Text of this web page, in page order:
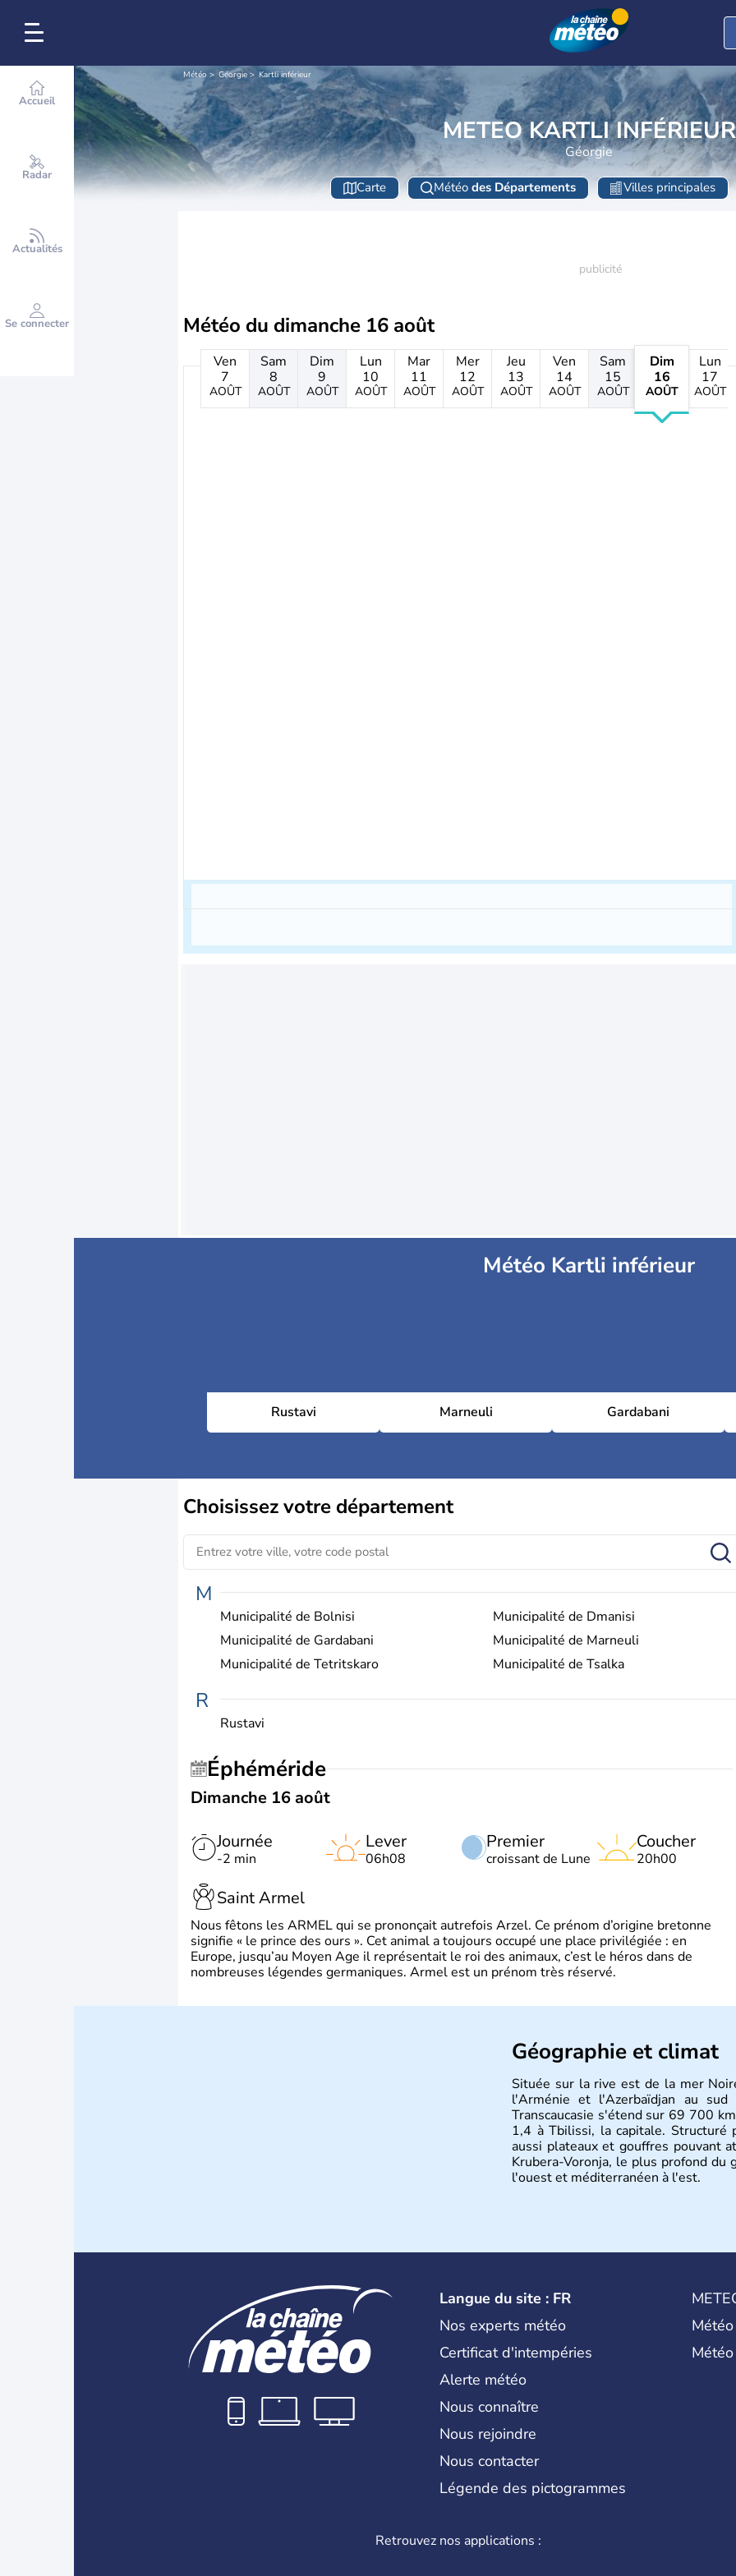
Accueil
Radar
Actualités
Se connecter
Météo Géorgie Kartli inférieur
METEO KARTLI INFÉRIEUR
Géorgie
Carte Météo des Départements Villes principales
Météo du dimanche 16 août
Ven
7
AOÛT
Sam
8
AOÛT
Dim
9
AOÛT
Lun
10
AOÛT
Mar
11
AOÛT
Mer
12
AOÛT
Jeu
13
AOÛT
Ven
14
AOÛT
Sam
15
AOÛT
Dim
16
AOÛT
Lun
17
AOÛT
Météo Kartli inférieur
Rustavi Marneuli Gardabani
Choisissezvotre département
M
Municipalité de Bolnisi
Municipalité de Dmanisi
Municipalité de Gardabani
Municipalité de Marneuli
Municipalité de Tetritskaro
Municipalité de Tsalka
R
Rustavi
Éphéméride
Dimanche 16 août
Journée
-2 min
Premier
croissant de Lune
Lever
06h08
Coucher
20h00
Saint Armel
Nous fêtons les ARMEL qui se prononçait autrefois Arzel. Ce prénom d’origine bretonne
signifie « le prince des ours ». Cet animal a toujours occupé une place privilégiée : en
Europe, jusqu’au Moyen Age il représentait le roi des animaux, c’est le héros dans de
nombreuses légendes germaniques. Armel est un prénom très réservé.
Géographie et climat
Située sur la rive est de la mer
l'Arménie et l'Azerbaïdjan au
Transcaucasie s'étend sur 69 700
1,4 à Tbilissi, la capitale. Structuré
aussi plateaux et gouffres pouvant
Krubera-Voronja, le plus profond
l'ouest et méditerranéen à l'est.
Langue du site : FR
Nos experts météo
Certificat d'intempéries
Alerte météo
Nous connaître
Nous rejoindre
Nous contacter
Légende des pictogrammes
Retrouvez nos applications :